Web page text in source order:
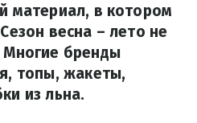
материал, в котором
весна – лето не
Многие бренды
топы, жакеты,
из льна.